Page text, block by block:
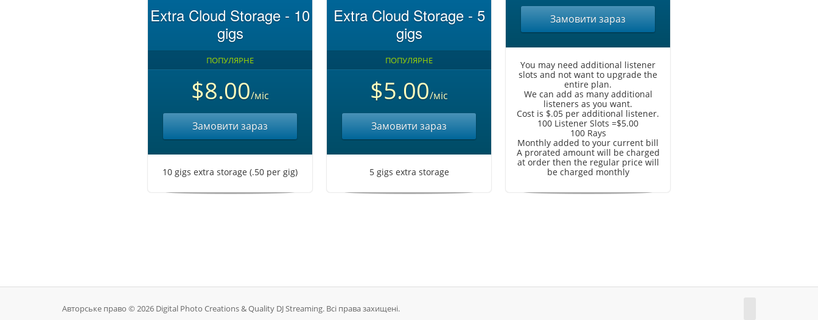
Extra Cloud Storage - 10
gigs
ПОПУЛЯРНЕ
$8.00/міс
Замовити зараз
10 gigs extra storage (.50 per gig)
Extra Cloud Storage - 5
gigs
ПОПУЛЯРНЕ
$5.00/міс
Замовити зараз
5 gigs extra storage
Замовити зараз
You may need additional listener
slots and not want to upgrade the
entire plan.
We can add as many additional
listeners as you want.
Cost is $.05 per additional listener.
100 Listener Slots =$5.00
100 Rays
Monthly added to your current bill
A prorated amount will be charged
at order then the regular price will
be charged monthly
Авторське право © 2026 Digital Photo Creations & Quality DJ Streaming. Всі права захищені.